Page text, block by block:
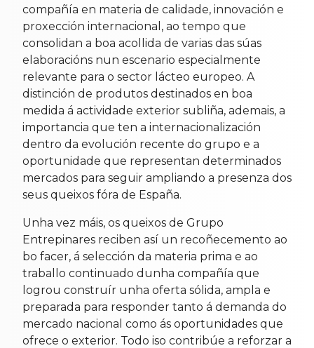
compañía en materia de calidade, innovación e
proxección internacional, ao tempo que
consolidan a boa acollida de varias das súas
elaboracións nun escenario especialmente
relevante para o sector lácteo europeo. A
distinción de produtos destinados en boa
medida á actividade exterior subliña, ademais, a
importancia que ten a internacionalización
dentro da evolución recente do grupo e a
oportunidade que representan determinados
mercados para seguir ampliando a presenza dos
seus queixos fóra de España.
Unha vez máis, os queixos de Grupo
Entrepinares reciben así un recoñecemento ao
bo facer, á selección da materia prima e ao
traballo continuado dunha compañía que
logrou construír unha oferta sólida, ampla e
preparada para responder tanto á demanda do
mercado nacional como ás oportunidades que
ofrece o exterior. Todo iso contribúe a reforzar a